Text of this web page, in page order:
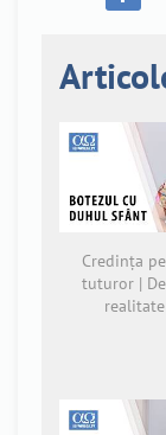
Credința
tuturor |